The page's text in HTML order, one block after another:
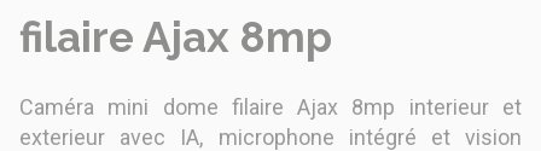
filaire Ajax 8mp
Caméra mini dome filaire Ajax 8mp interieur et
exterieur avec IA, microphone intégré et vision